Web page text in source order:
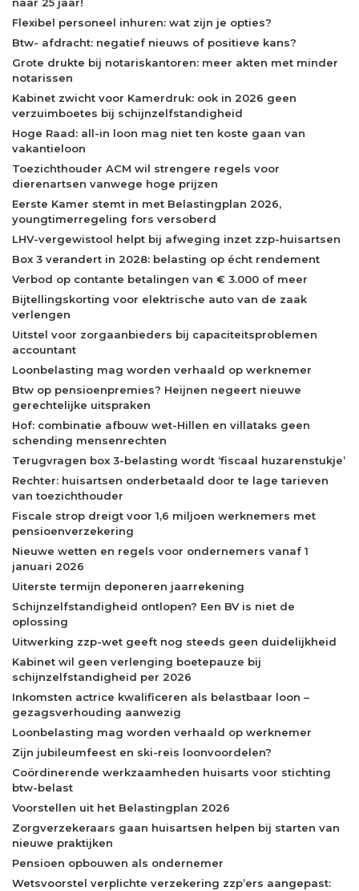
naar 25 jaar!
Flexibel personeel inhuren: wat zijn je opties?
Btw- afdracht: negatief nieuws of positieve kans?
Grote drukte bij notariskantoren: meer akten met minder
notarissen
Kabinet zwicht voor Kamerdruk: ook in 2026 geen
verzuimboetes bij schijnzelfstandigheid
Hoge Raad: all-in loon mag niet ten koste gaan van
vakantieloon
Toezichthouder ACM wil strengere regels voor
dierenartsen vanwege hoge prijzen
Eerste Kamer stemt in met Belastingplan 2026,
youngtimerregeling fors versoberd
LHV-vergewistool helpt bij afweging inzet zzp-huisartsen
Box 3 verandert in 2028: belasting op écht rendement
Verbod op contante betalingen van € 3.000 of meer
Bijtellingskorting voor elektrische auto van de zaak
verlengen
Uitstel voor zorgaanbieders bij capaciteitsproblemen
accountant
Loonbelasting mag worden verhaald op werknemer
Btw op pensioenpremies? Heijnen negeert nieuwe
gerechtelijke uitspraken
Hof: combinatie afbouw wet-Hillen en villataks geen
schending mensenrechten
Terugvragen box 3-belasting wordt ‘fiscaal huzarenstukje’
Rechter: huisartsen onderbetaald door te lage tarieven
van toezichthouder
Fiscale strop dreigt voor 1,6 miljoen werknemers met
pensioenverzekering
Nieuwe wetten en regels voor ondernemers vanaf 1
januari 2026
Uiterste termijn deponeren jaarrekening
Schijnzelfstandigheid ontlopen? Een BV is niet de
oplossing
Uitwerking zzp-wet geeft nog steeds geen duidelijkheid
Kabinet wil geen verlenging boetepauze bij
schijnzelfstandigheid per 2026
Inkomsten actrice kwalificeren als belastbaar loon –
gezagsverhouding aanwezig
Loonbelasting mag worden verhaald op werknemer
Zijn jubileumfeest en ski-reis loonvoordelen?
Coördinerende werkzaamheden huisarts voor stichting
btw-belast
Voorstellen uit het Belastingplan 2026
Zorgverzekeraars gaan huisartsen helpen bij starten van
nieuwe praktijken
Pensioen opbouwen als ondernemer
Wetsvoorstel verplichte verzekering zzp’ers aangepast: